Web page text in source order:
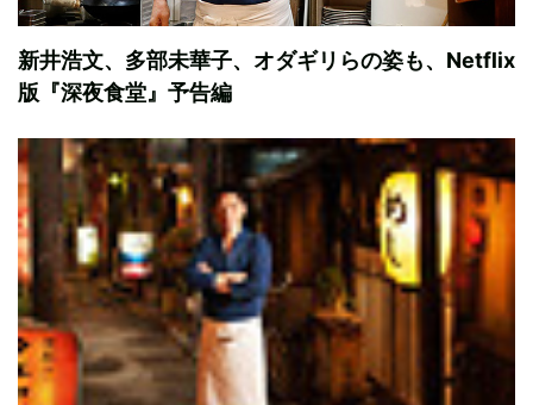
新井浩文、多部未華子、オダギリらの姿も、Netflix
版『深夜食堂』予告編